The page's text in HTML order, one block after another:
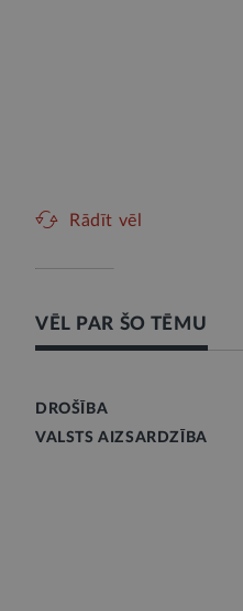
Rādīt vēl
VĒL PAR ŠO TĒMU
DROŠĪBA
VALSTS AIZSARDZĪBA